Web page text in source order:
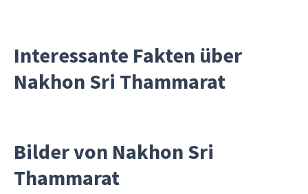
Interessante Fakten über
Nakhon Sri Thammarat
Bilder von Nakhon Sri
Thammarat